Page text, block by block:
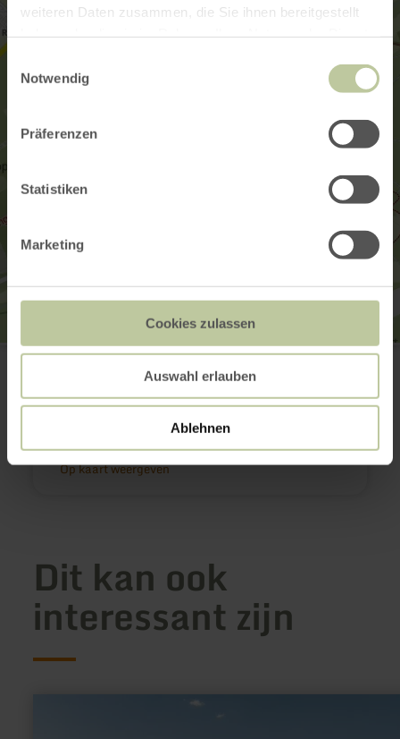
weiteren Daten zusammen, die Sie ihnen bereitgestellt
Notwendig
Präferenzen
Statistiken
Marketing
Cookies zulassen
Auswahl erlauben
Ablehnen
Rureifel Tourismus GmbH
52393 Hürtgenwald-Simonskall
+49 2473 55205 95
Aankomst plannen
Op kaart weergeven
Dit kan ook
interessant zijn